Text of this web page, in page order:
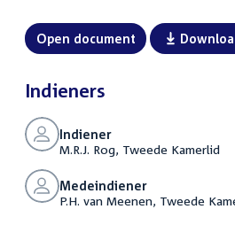
Open document
Indieners
Indiener
M.R.J. Rog, Tweede Kamerlid
Medeindiener
P.H. van Meenen, Tweede